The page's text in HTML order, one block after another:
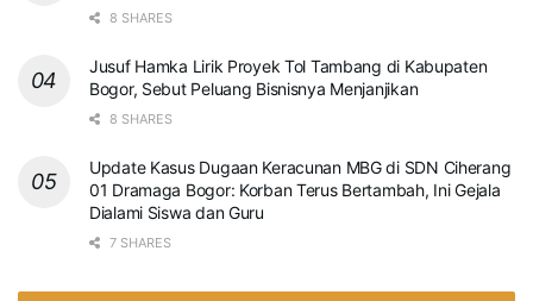
8 SHARES
Jusuf Hamka Lirik Proyek Tol Tambang di Kabupaten
Bogor, Sebut Peluang Bisnisnya Menjanjikan
8 SHARES
Update Kasus Dugaan Keracunan MBG di SDN Ciherang
01 Dramaga Bogor: Korban Terus Bertambah, Ini Gejala
Dialami Siswa dan Guru
7 SHARES